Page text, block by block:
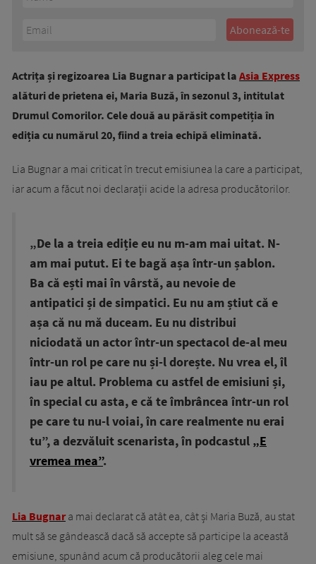
Actrița și regizoarea Lia Bugnar a participat la Asia Express
alături de prietena ei, Maria Buză, în sezonul 3, intitulat
Drumul Comorilor. Cele două au părăsit competiția în
ediția cu numărul 20, fiind a treia echipă eliminată.
Lia Bugnar a mai criticat în trecut emisiunea la care a participat,
iar acum a făcut noi declarații acide la adresa producătorilor.
„De la a treia ediție eu nu m-am mai uitat. N-
am mai putut. Ei te bagă așa într-un șablon.
Ba că ești mai în vârstă, au nevoie de
antipatici și de simpatici. Eu nu am știut că e
așa că nu mă duceam. Eu nu distribui
niciodată un actor într-un spectacol de-al meu
într-un rol pe care nu și-l dorește. Nu vrea el, îl
iau pe altul. Problema cu astfel de emisiuni și,
în special cu asta, e că te îmbrâncea într-un rol
pe care tu nu-l voiai, în care realmente nu erai
tu”, a dezvăluit scenarista, în podcastul „E
vremea mea”.
Lia Bugnara mai declarat că atât ea, cât și Maria Buză, au stat
mult să se gândească dacă să accepte să participe la această
emisiune, spunând acum că producătorii aleg cele mai